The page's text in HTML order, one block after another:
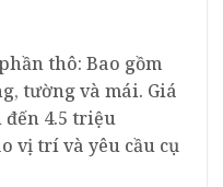
thô: Bao gồm
tường và mái. Giá
đến 4.5 triệu
vị trí và yêu cầu cụ